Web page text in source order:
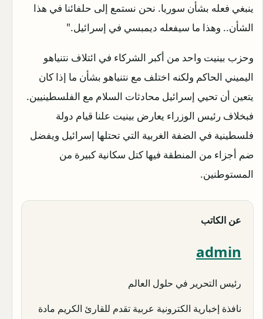
ينبغي فعله بشأن سوريا. نحن نستمع إلى حلفائنا في هذا
الشأن.. وهذا ما سيفعله ديمبسي في إسرائيل."
وحزب بينيت واحد من أكبر الشركاء في ائتلاف نتنياهو
اليميني الحاكم ولكنه اختلف مع نتنياهو بشأن ما إذا كان
يتعين أن تحيي إسرائيل محادثات السلام مع الفلسطينيين.
فبخلاف رئيس الوزراء يعارض بينيت علنا قيام دولة
فلسطينية في الضفة الغربية التي تحتلها إسرائيل ويفضل
ضم أجزاء من المنطقة فيها كتل سكانية كبيرة من
المستوطنين.
عن الكاتب
admin
رئيس التحرير في حلول العالم
نافذة إخبارية الكترونية عربية تقدم للقارئ الكريم مادة